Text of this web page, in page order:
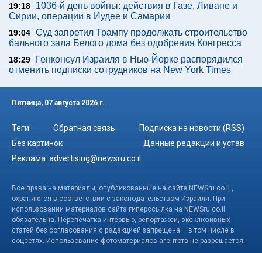
19:18
1036-й день войны: действия в Газе, Ливане и
Сирии, операции в Иудее и Самарии
19:04 Суд запретил Трампу продолжать строительство
бального зала Белого дома без одобрения Конгресса
18:29
Генконсул Израиля в Нью-Йорке распорядился
отменить подписки сотрудников на New York Times
Пятница, 07 августа 2026 г.
Теги Обратная связь
Подписка на новости (RSS)
Без картинок
Данные редакции и устав
Реклама: advertising@newsru.co.il
Все права на материалы, опубликованные на сайте NEWSru.co.il ,
охраняются в соответствии с законодательством Израиля. При
использовании материалов сайта гиперссылка на NEWSru.co.il
обязательна. Перепечатка интервью, репортажей, эксклюзивных
статей без согласования с редакцией запрещена – в том числе в
соцсетях. Использование фотоматериалов агентств не разрешается.